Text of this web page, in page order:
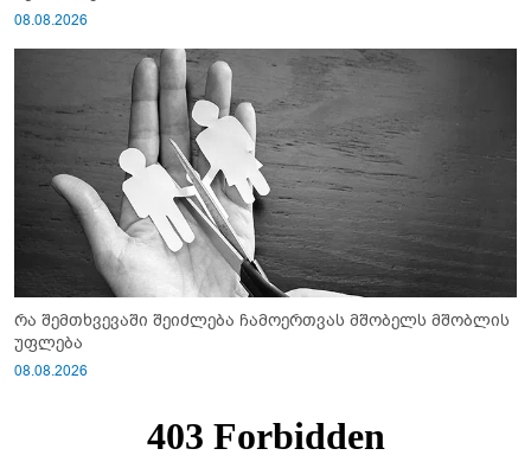
08.08.2026
რა შემთხვევაში შეიძლება ჩამოერთვას მშობელს მშობლის
უფლება
08.08.2026